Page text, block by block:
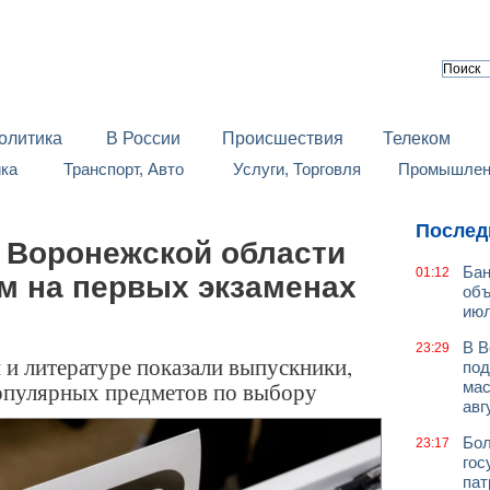
В России Происшествия
Телеком
Транспорт, Авто Услуги, Торговля
области
на первых экзаменах
литературе показали выпускники,
предметов по выбору
01:12
23:29
В
23:17